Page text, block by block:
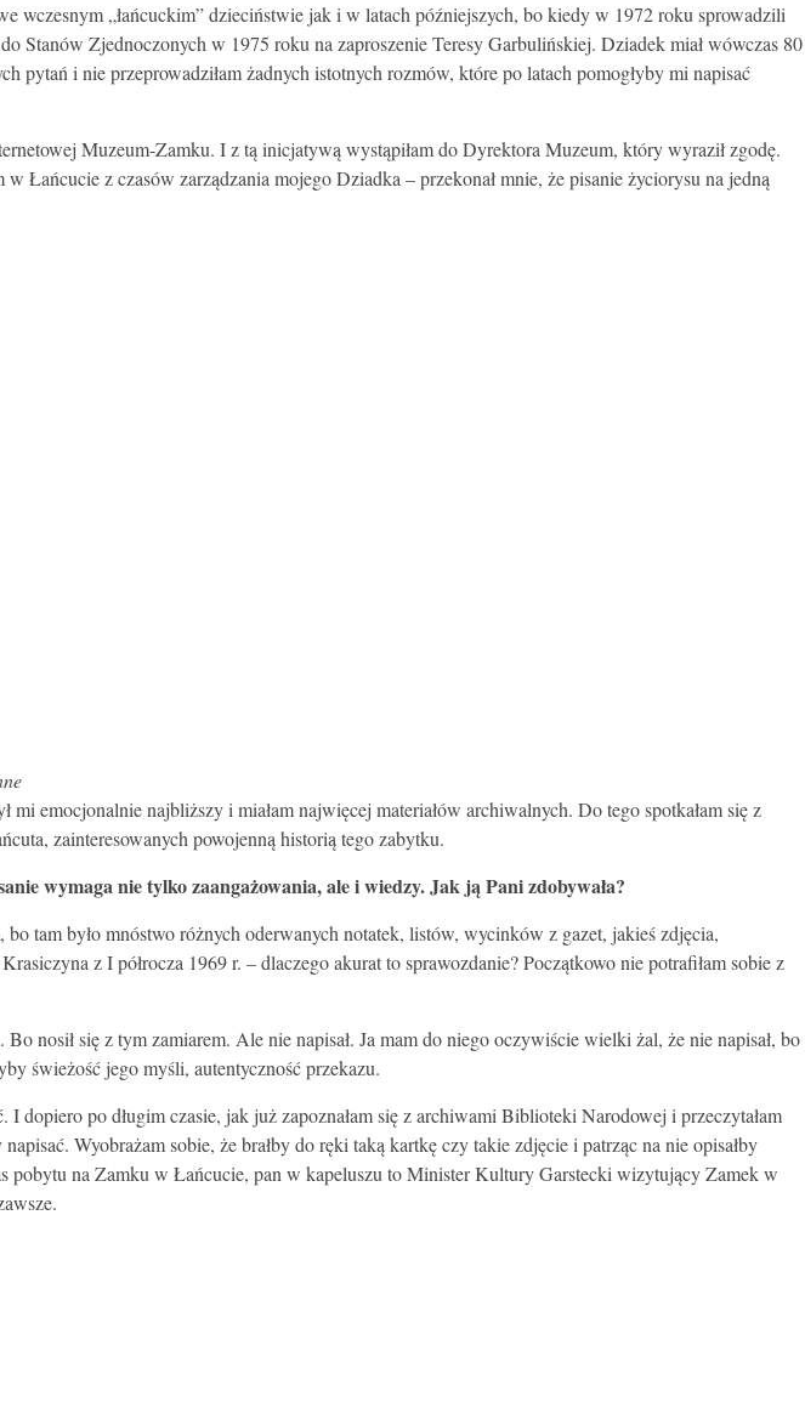
wczesnym „łańcuckim” dzieciństwie jak i w latach późniejszych, bo kiedy w 1972 roku sprowadzili
Stanów Zjednoczonych w 1975 roku na zaproszenie Teresy Garbulińskiej. Dziadek miał wówczas 80
pytań i nie przeprowadziłam żadnych istotnych rozmów, które po latach pomogłyby mi napisać
Muzeum-Zamku. I z tą inicjatywą wystąpiłam do Dyrektora Muzeum, który wyraził zgodę.
z czasów zarządzania mojego Dziadka – przekonał mnie, że pisanie życiorysu na jedną
emocjonalnie najbliższy i miałam najwięcej materiałów archiwalnych. Do tego spotkałam się z
zainteresowanych powojenną historią tego zabytku.
wymaga nie tylko zaangażowania, ale i wiedzy. Jak ją Pani zdobywała?
tam było mnóstwo różnych oderwanych notatek, listów, wycinków z gazet, jakieś zdjęcia,
z I półrocza 1969 r. – dlaczego akurat to sprawozdanie? Początkowo nie potrafiłam sobie z
nosił się z tym zamiarem. Ale nie napisał. Ja mam do niego oczywiście wielki żal, że nie napisał, bo
świeżość jego myśli, autentyczność przekazu.
dopiero po długim czasie, jak już zapoznałam się z archiwami Biblioteki Narodowej i przeczytałam
Wyobrażam sobie, że brałby do ręki taką kartkę czy takie zdjęcie i patrząc na nie opisałby
pobytu na Zamku w Łańcucie, pan w kapeluszu to Minister Kultury Garstecki wizytujący Zamek w